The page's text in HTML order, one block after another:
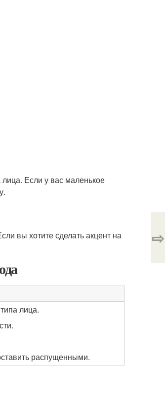
Если у вас маленькое
вы хотите сделать акцент на
лица.
распущенными.
⇨